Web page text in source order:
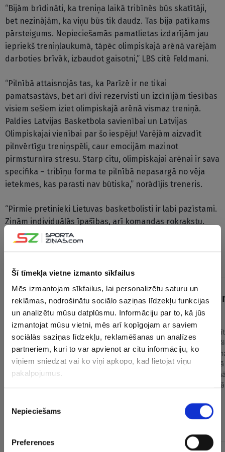
Šī tīmekļa vietne izmanto sīkfailus
Mēs izmantojam sīkfailus, lai personalizētu saturu un
reklāmas, nodrošinātu sociālo saziņas līdzekļu funkcijas
un analizētu mūsu datplūsmu. Informāciju par to, kā jūs
izmantojat mūsu vietni, mēs arī kopīgojam ar saviem
sociālās saziņas līdzekļu, reklamēšanas un analīzes
partneriem, kuri to var apvienot ar citu informāciju, ko
viņiem sniedzat vai ko viņi apkopo, kad lietojat viņu
pakalpojumus.
izvēle
Nepieciešams
Preferences
“Bijām brīdināti, ka treniņa laikā tribīnēs būs skatītāji,
bet nezinājām, ka viņu būs tik daudz. Tas bija patīkams
pārsteigums. Nepieciešamās pamatlietas izdarījām jau
iepriekš treniņlaukumā, tāpēc olimpiskajā arēnā varējām
darboties brīvāk, izbaudot gaisotni,” LBS citē Feldmani.
“Pilnībā attaisnojās tas, ka Parīzē ir ne tikai
pamatsastāvs, bet arī divi rezervisti un izcīnījām tiesības
visiem sešiem iziet olimpiskajā arēnā vismaz treniņā.
Paldies Latvijas Basketbola savienībai un Latvijas
Olimpiskajai vienībai par šo iespēju! Varējām aizvadīt
pilnvērtīgu treniņspēli, caur emocijām mazinot
pirmsturnīra stresu. Starp citu, olimpiskajai arēnai ir sava
specifika – tribīņu forma te pilnībā nepasargā no vēja
ietekmes, kas parasti nav būtiska,” norādījis treneris.
“Pirmie pretinieki Lietuvas basketbolisti ir labi pazīstami.
Zinām individuālās īpašības, arī komandas rokrakstu.
Protams, arī viņi par mums zina daudz. Ir plāns, ko un kā